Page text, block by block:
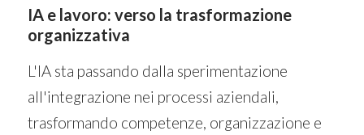
IA e lavoro: verso la trasformazione
organizzativa
L'IA sta passando dalla sperimentazione
all'integrazione nei processi aziendali,
trasformando competenze, organizzazione e